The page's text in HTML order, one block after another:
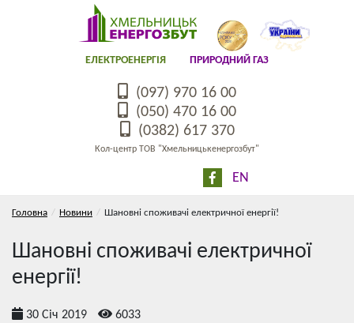
ЕЛЕКТРОЕНЕРГІЯ ПРИРОДНИЙ ГАЗ
(097) 970 16 00
(050) 470 16 00
(0382) 617 370
Кол-центр ТОВ "Хмельницькенергозбут"
EN
Головна Новини Шановні споживачі електричної енергії!
Шановні споживачі електричної
енергії!
30 Січ 2019 6033